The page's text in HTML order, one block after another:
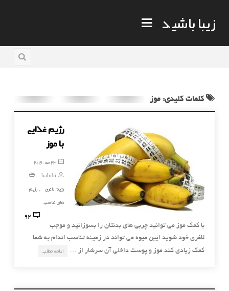
زیبا باشید
کلمات کلیدی: موز
رژیم غذایی
با موز
23 مه, 2016
habibi
رژیم لاغری
, رژیم
های تناسب
92
با کمک موز می توانید چربی های بدنتان را بسوزانید و موجب
لاغری خود شوید ایین میوه می تواند در زمینه تناسب اندام به شما
کمک زیادی کند موز و پوست داخلی آن سرشار از …
ادامه مطلب